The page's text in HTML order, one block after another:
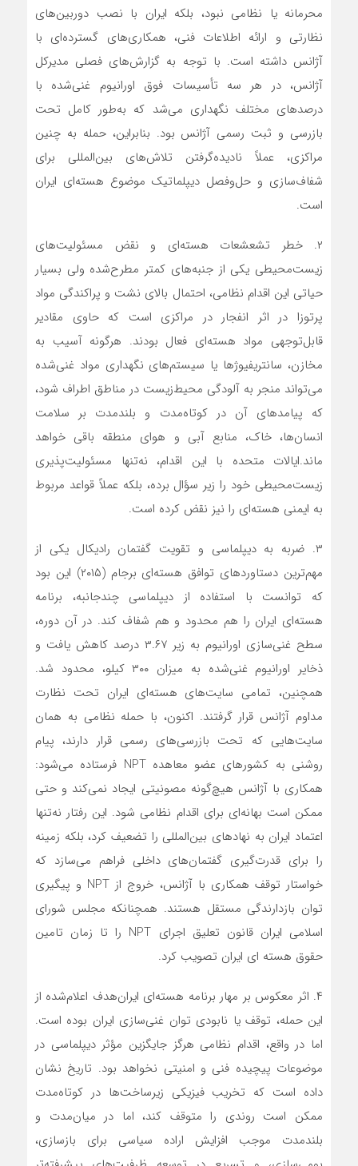
محرمانه یا نظامی نبود، بلکه ایران با نصب دوربین‌های
نظارتی و ارائه اطلاعات فنی، همکاری‌های گسترده‌ای با
آژانس داشته است. با توجه به گزارش‌های فصلی مدیرکل
آژانس، در هر سه تأسیسات فوق اورانیوم غنی‌شده با
درصدهای مختلف نگهداری می‌شد که به‌طور کامل تحت
بازرسی و ثبت رسمی آژانس بود. بنابراین، حمله به چنین
مراکزی، عملاً نادیده‌گرفتن تلاش‌های بین‌المللی برای
شفاف‌سازی و حل‌وفصل دیپلماتیک موضوع هسته‌ای ایران
است.
۲. خطر تشعشعات هسته‌ای و نقض مسئولیت‌های
زیست‌محیطی یکی از جنبه‌های کمتر مطرح‌شده ولی بسیار
حیاتی این اقدام نظامی، احتمال بالای نشت و پراکندگی مواد
پرتوزا در اثر انفجار در مراکزی است که حاوی مقادیر
قابل‌توجهی مواد هسته‌ای فعال بودند. هرگونه آسیب به
مخازن، سانتریفیوژها یا سیستم‌های نگهداری مواد غنی‌شده
می‌تواند منجر به آلودگی محیط‌زیست در مناطق اطراف شود،
که پیامدهای آن در کوتاه‌مدت و بلندمدت بر سلامت
انسان‌ها، خاک، منابع آبی و هوای منطقه باقی خواهد
ماند.ایالات متحده با این اقدام، نه‌تنها مسئولیت‌پذیری
زیست‌محیطی خود را زیر سؤال برده، بلکه عملاً قواعد مربوط
به ایمنی هسته‌ای را نیز نقض کرده است.
۳. ضربه به دیپلماسی و تقویت گفتمان رادیکال
یکی از
مهم‌ترین دستاوردهای توافق هسته‌ای برجام (۲۰۱۵) این بود
که توانست با استفاده از دیپلماسی چندجانبه، برنامه
هسته‌ای ایران را هم محدود و هم شفاف کند. در آن دوره،
سطح غنی‌سازی اورانیوم به زیر ۳.۶۷ درصد کاهش یافت و
ذخایر اورانیوم غنی‌شده به میزان ۳۰۰ کیلو، محدود شد.
همچنین، تمامی سایت‌های هسته‌ای ایران تحت نظارت
مداوم آژانس قرار گرفتند. اکنون، با حمله نظامی به همان
سایت‌هایی که تحت بازرسی‌های رسمی قرار دارند، پیام
روشنی به کشورهای عضو معاهده NPT فرستاده می‌شود:
همکاری با آژانس هیچ‌گونه مصونیتی ایجاد نمی‌کند و حتی
ممکن است بهانه‌ای برای اقدام نظامی شود. این رفتار نه‌تنها
اعتماد ایران به نهادهای بین‌المللی را تضعیف کرد، بلکه زمینه
را برای قدرت‌گیری گفتمان‌های داخلی فراهم می‌سازد که
خواستار توقف همکاری با آژانس، خروج از NPT و پیگیری
توان بازدارندگی مستقل هستند. همچنانکه مجلس شورای
اسلامی ایران قانون تعلیق اجرای NPT را تا زمان تامین
حقوق هسته ای ایران تصویب کرد.
۴. اثر معکوس بر مهار برنامه هسته‌ای ایران
هدف اعلام‌شده از
این حمله، توقف یا نابودی توان غنی‌سازی ایران بوده است.
اما در واقع، اقدام نظامی هرگز جایگزین مؤثر دیپلماسی در
موضوعات پیچیده فنی و امنیتی نخواهد بود. تاریخ نشان
داده است که تخریب فیزیکی زیرساخت‌ها در کوتاه‌مدت
ممکن است روندی را متوقف کند، اما در میان‌مدت و
بلندمدت موجب افزایش اراده سیاسی برای بازسازی،